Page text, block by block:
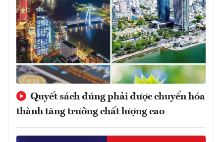
Quyết sách đúng phải được chuyển hóa
thành tăng trưởng chất lượng cao